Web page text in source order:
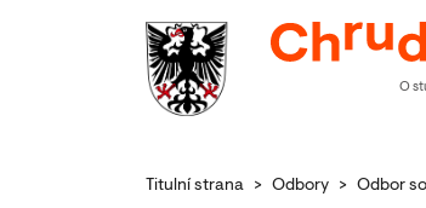
O
Titulní strana > Odbory > Odbor